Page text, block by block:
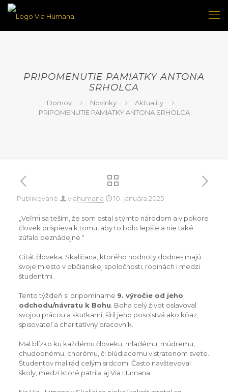
PRIPOMENUTIE PAMIATKY ANTONA
SRHOLCA
Domov Novinky
Aktuality
PRIPOMENUTIE PAMIATKY ANTONA SRHOLCA
Publikované viahumana 10. januára 2025
„Veľmi sa teším, že som ostal s týmto národom a v pokore
človek prispieva k tomu, aby to bolo lepšie a nie také
zúfalo beznádejné.“
Citát človeka, Skaličana, ktorého hodnoty dodnes majú
svoje miesto v občianskej spoločnosti, rodinách i medzi
študentmi.
Tento týždeň si pripomíname 9. výročie od jeho
odchodu/návratu k Bohu . Boha celý život oslavoval
svojou prácou a skutkami, šíril jeho posolstvá ako kňaz,
spisovateľ a charitatívny pracovník.
Mal blízko ku každému človeku, mladému, múdremu,
chudobnému, chorému, či blúdiacemu v stratenom svete.
Študentov mal rád celým srdcom. Často navštevoval
školy, medzi ktoré patrila aj Via Humana.